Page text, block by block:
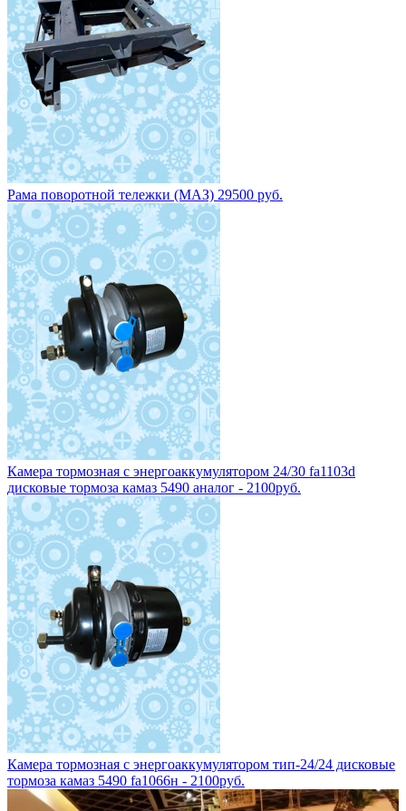
Рама поворотной тележки (МАЗ) 29500 руб.
Камера тормозная с энергоаккумулятором 24/30 fa1103d
дисковые тормоза камаз 5490 аналог - 2100руб.
Камера тормозная с энергоаккумулятором тип-24/24 дисковые
тормоза камаз 5490 fa1066н - 2100руб.